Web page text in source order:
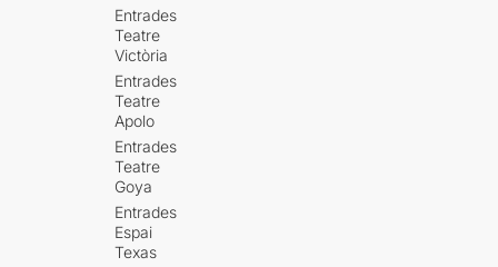
Entrades
Teatre
Victòria
Entrades
Teatre
Apolo
Entrades
Teatre
Goya
Entrades
Espai
Texas